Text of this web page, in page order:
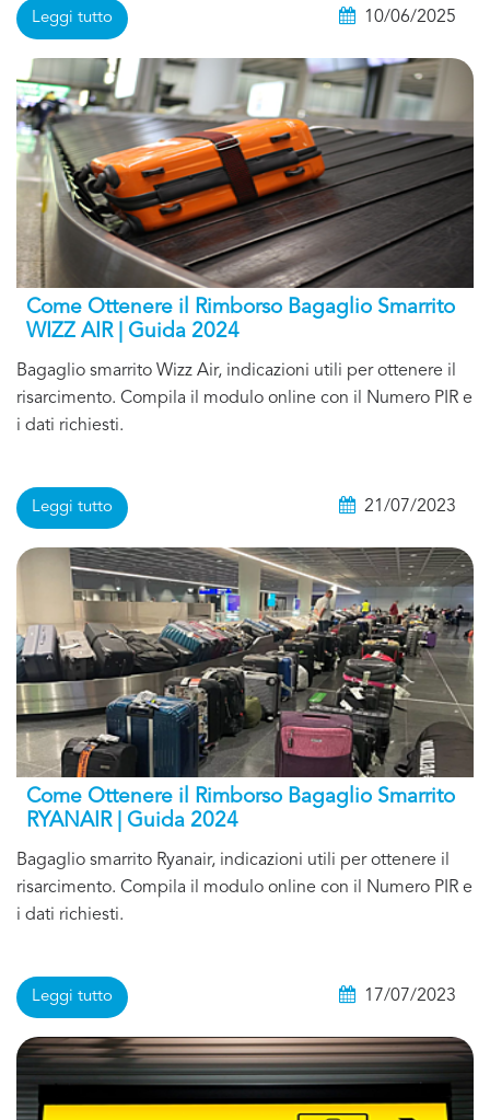
Leggi tutto 10/06/2025
Come Ottenere il Rimborso Bagaglio Smarrito
WIZZ AIR | Guida 2024
Bagaglio smarrito Wizz Air, indicazioni utili per ottenere il
risarcimento. Compila il modulo online con il Numero PIR e
i dati richiesti.
Leggi tutto 21/07/2023
Come Ottenere il Rimborso Bagaglio Smarrito
RYANAIR | Guida 2024
Bagaglio smarrito Ryanair, indicazioni utili per ottenere il
risarcimento. Compila il modulo online con il Numero PIR e
i dati richiesti.
Leggi tutto 17/07/2023